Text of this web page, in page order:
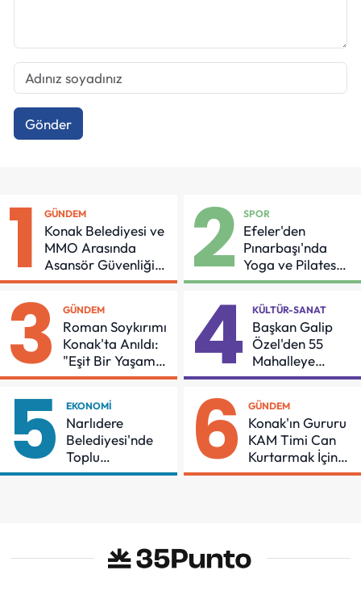
Gönder
1 GÜNDEM
Konak Belediyesi ve
MMO Arasında
Asansör Güvenliği
İçin Önemli Protokol
2 SPOR
Efeler'den
Pınarbaşı'nda
Yoga ve Pilates
Buluşması
3 GÜNDEM
Roman Soykırımı
Konak'ta Anıldı:
"Eşit Bir Yaşam
İçin Mücadeleyi
4 KÜLTÜR-SANAT
Başkan Galip
Özel'den 55
Mahalleye
Çocuk Şenliği
5 EKONOMI
Narlıdere
Belediyesi'nde
Toplu
Sözleşmeye
6 GÜNDEM
Konak'ın Gururu
KAM Timi Can
Kurtarmak İçin
Demir Aldı